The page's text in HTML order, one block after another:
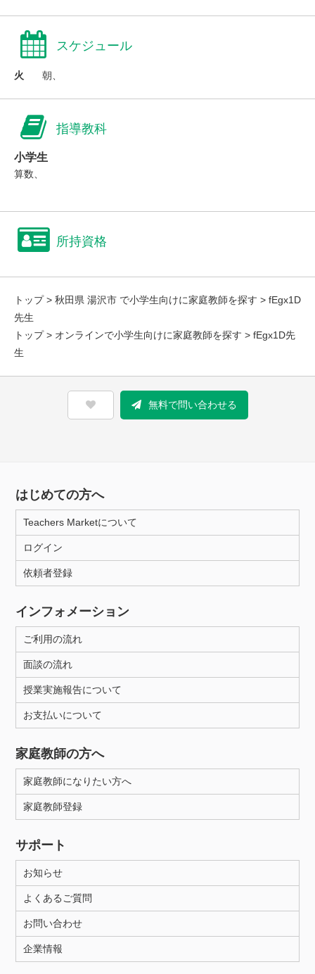
スケジュール
火 朝、
指導教科
小学生
算数、
所持資格
トップ> 秋田県 湯沢市 で小学生向けに家庭教師を探す > fEgx1D
先生
トップ> オンラインで小学生向けに家庭教師を探す > fEgx1D先
生
無料で問い合わせる
はじめての方へ
Teachers Marketについて
ログイン
依頼者登録
インフォメーション
ご利用の流れ
面談の流れ
授業実施報告について
お支払いについて
家庭教師の方へ
家庭教師になりたい方へ
家庭教師登録
サポート
お知らせ
よくあるご質問
お問い合わせ
企業情報